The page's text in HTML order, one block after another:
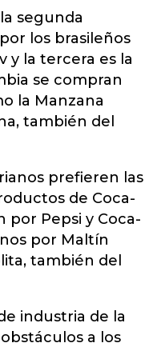
segunda
los brasileños
y la tercera es la
se compran
la Manzana
también del
prefieren las
de Coca-
por Pepsi y Coca-
por Maltín
también del
industria de la
a los